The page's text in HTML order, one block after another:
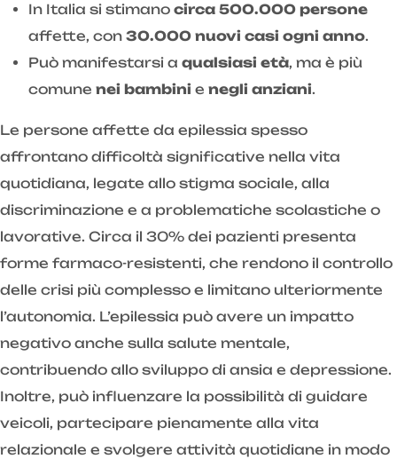
In Italia si stimano circa 500.000 persone
affette, con 30.000 nuovi casi ogni anno.
Può manifestarsi a qualsiasi età, ma è più
comune nei bambini e negli anziani.
Le persone affette da epilessia spesso
affrontano difficoltà significative nella vita
quotidiana, legate allo stigma sociale, alla
discriminazione e a problematiche scolastiche o
lavorative. Circa il 30% dei pazienti presenta
forme farmaco-resistenti, che rendono il controllo
delle crisi più complesso e limitano ulteriormente
l’autonomia. L’epilessia può avere un impatto
negativo anche sulla salute mentale,
contribuendo allo sviluppo di ansia e depressione.
Inoltre, può influenzare la possibilità di guidare
veicoli, partecipare pienamente alla vita
relazionale e svolgere attività quotidiane in modo